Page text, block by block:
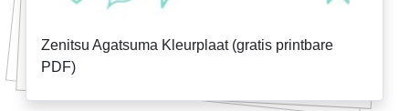
Zenitsu Agatsuma Kleurplaat (gratis printbare
PDF)